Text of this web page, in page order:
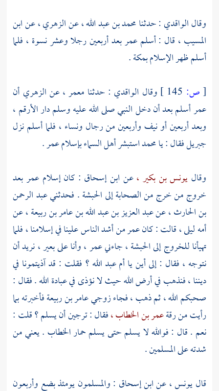
وقالالواقدي : حدثنامحمد بن عبد الله ،عنالزهري ،عنابن
المسيب ، قال : أسلمعمربعد أربعين رجلا وعشر نسوة ، فلما
أسلم ظهر الإسلامبمكة.
[ص: وقال الواقدي : حدثنا معمر ،عنالزهري أن
عمرأسلم بعد أن دخل النبي صلى الله عليه وسلم دارالأرقم ،
وبعد أربعين أو نيف وأربعين من رجال ونساء ، فلما أسلم نزل
جبريلفقال : يامحمداستبشر أهل السماء بإسلامعمر.
وقال يونس بن بكير ،عن ابن إسحاق : كان إسلامعمربعد
خروج من خرج من الصحابة إلىالحبشة. فحدثنيعبد الرحمن
بن الحارث، عنعبد العزيز بن عبد الله بن عامر بن ربيعة ،عن
أمهليلى ،قالت : كانعمرمن أشد الناس علينا في إسلامنا ، فلما
تهيأنا للخروج إلىالحبشة ،جاءنيعمر ،وأنا على بعير ، نريد أن
نتوجه ، فقال : إلى أين ياأم عبد الله ؟ فقلت : قد آذيتمونا في
ديننا ، فنذهب في أرض الله حيث لا نؤذى في عبادة الله . فقال :
صحبكم الله ، ثم ذهب ، فجاء زوجيعامر بن ربيعةفأخبرته بما
رأيت من رقةعمر بن الخطاب ،فقال : ترجين أن يسلم ؟ قلت :
نعم . قال : فوالله لا يسلم حتى يسلم حمارالخطاب . يعني من
شدته على المسلمين .
قاليونس ،عنابن إسحاق : والمسلمون يومئذ بضع وأربعون